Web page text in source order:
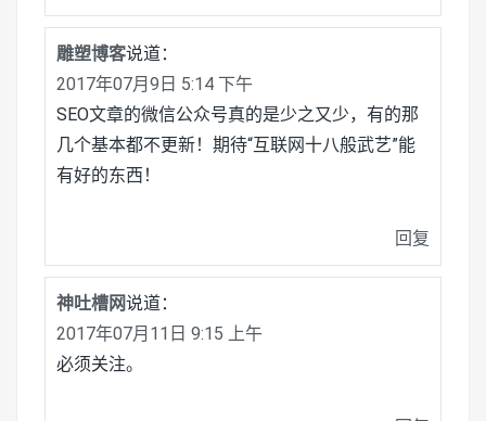
雕塑博客说道：
2017年07月9日 5:14 下午
SEO文章的微信公众号真的是少之又少，有的那
几个基本都不更新！期待“互联网十八般武艺”能
有好的东西！
回复
神吐槽网说道：
2017年07月11日 9:15 上午
必须关注。